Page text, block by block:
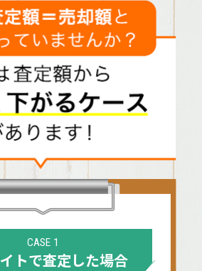
CASE 1
トで査定した場合